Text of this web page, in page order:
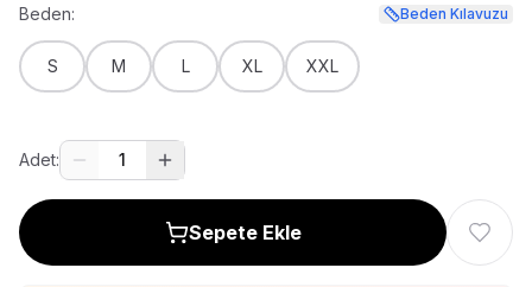
Beden: Beden Kılavuzu
S M L XL XXL
Adet: 1
Sepete Ekle